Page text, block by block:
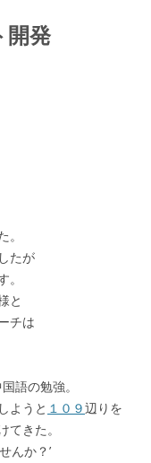
開発
たが
と
チは
語の勉強。
ようと １０９辺りを
きた。
んか？’